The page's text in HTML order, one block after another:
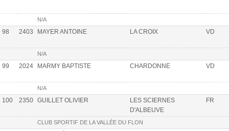
N/A
98 2403 MAYER ANTOINE LA CROIX VD
N/A
99 2024 MARMY BAPTISTE CHARDONNE VD
N/A
100 2350 GUILLET OLIVIER
LES SCIERNES
D'ALBEUVE
FR
CLUB SPORTIF DE LA VALLÉE DU FLON